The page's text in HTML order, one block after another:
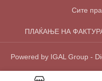
Сите
ПЛАЌАЊЕ НА
Powered by IGAL Group -